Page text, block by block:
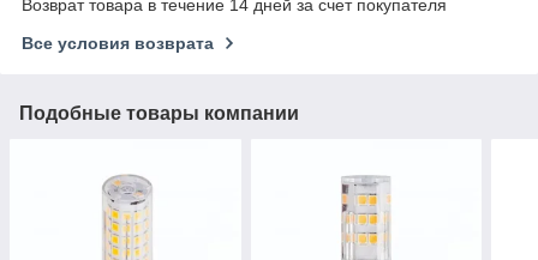
Возврат товара в течение 14 дней за счет покупателя
Все условия возврата
Подобные товары компании